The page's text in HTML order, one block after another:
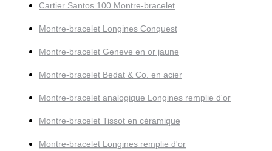
Cartier Santos 100 Montre-bracelet
Montre-bracelet Longines Conquest
Montre-bracelet Geneve en or jaune
Montre-bracelet Bedat & Co. en acier
Montre-bracelet analogique Longines remplie d'or
Montre-bracelet Tissot en céramique
Montre-bracelet Longines remplie d'or